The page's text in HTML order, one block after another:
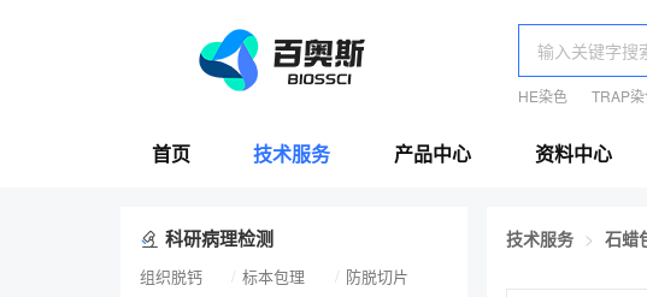
HE染色 TRAP
首页 技术服务 产品中心 资料中心
科研病理检测
组织脱钙 标本包理
防脱切片
技术服务 石蜡